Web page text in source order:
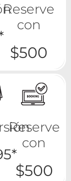
Reserve
con
$500
Reserve
con
$500